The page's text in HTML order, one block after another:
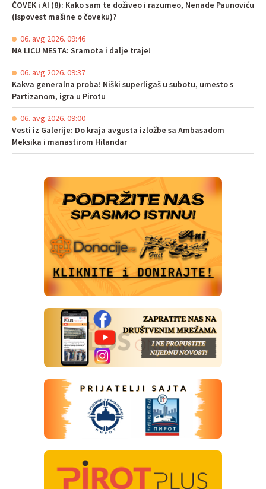
ČOVEK i AI (8): Kako sam te doživeo i razumeo, Nenade Paunoviću
(Ispovest mašine o čoveku)?
06. avg 2026. 09:46
NA LICU MESTA: Sramota i dalje traje!
06. avg 2026. 09:37
Kakva generalna proba! Niški superligaš u subotu, umesto s
Partizanom, igra u Pirotu
06. avg 2026. 09:00
Vesti iz Galerije: Do kraja avgusta izložbe sa Ambasadom
Meksika i manastirom Hilandar